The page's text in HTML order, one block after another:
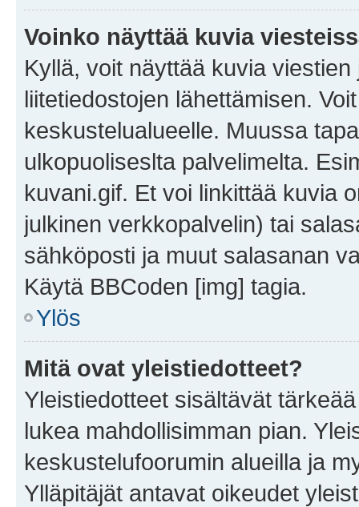
Voinko näyttää kuvia
Kyllä, voit näyttää kuvia
liitetiedostojen lähettämisen.
keskustelualueelle. Muussa
ulkopuoliseslta palvelimelta.
kuvani.gif. Et voi linkittää kuvia
julkinen verkkopalvelin) tai
sähköposti ja muut salasanan
Käytä BBCoden [img] tagia.
Ylös
Mitä ovat yleistiedotteet?
Yleistiedotteet sisältävät
lukea mahdollisimman pian.
keskustelufoorumin alueilla ja
Ylläpitäjät antavat oikeudet